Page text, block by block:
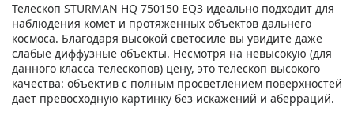
Телескоп STURMAN HQ 750150 EQ3 идеально подходит для
наблюдения комет и протяженных объектов дальнего
космоса. Благодаря высокой светосиле вы увидите даже
слабые диффузные объекты. Несмотря на невысокую (для
данного класса телескопов) цену, это телескоп высокого
качества: объектив с полным просветлением поверхностей
дает превосходную картинку без искажений и аберраций.